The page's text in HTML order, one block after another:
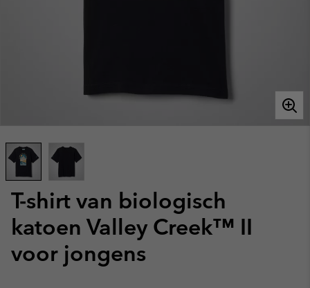
T-shirt van biologisch
katoen Valley Creek™ II
voor jongens